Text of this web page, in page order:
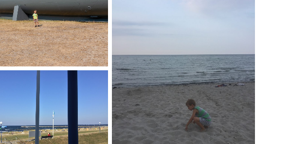
No Caption
No Caption
No Caption